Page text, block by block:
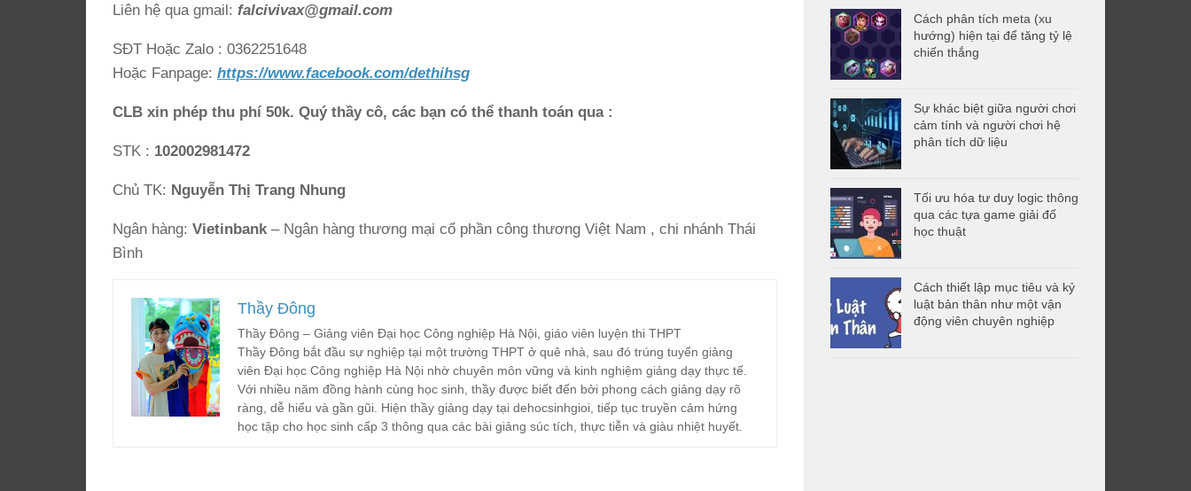
Liên hệ qua gmail: falcivivax@gmail.com
SĐT Hoặc Zalo : 0362251648
Hoặc Fanpage: https://www.facebook.com/dethihsg
CLB xin phép thu phí 50k. Quý thầy cô, các bạn có thể thanh toán qua :
STK : 102002981472
Chủ TK: Nguyễn Thị Trang Nhung
Ngân hàng: Vietinbank – Ngân hàng thương mại cổ phần công thương Việt Nam , chi nhánh Thái
Bình
Thầy Đông
Thầy Đông – Giảng viên Đại học Công nghiệp Hà Nội, giáo viên luyện thi THPT
Thầy Đông bắt đầu sự nghiệp tại một trường THPT ở quê nhà, sau đó trúng tuyển giảng
viên Đại học Công nghiệp Hà Nội nhờ chuyên môn vững và kinh nghiệm giảng dạy thực tế.
Với nhiều năm đồng hành cùng học sinh, thầy được biết đến bởi phong cách giảng dạy rõ
ràng, dễ hiểu và gần gũi. Hiện thầy giảng dạy tại dehocsinhgioi, tiếp tục truyền cảm hứng
học tập cho học sinh cấp 3 thông qua các bài giảng súc tích, thực tiễn và giàu nhiệt huyết.
Cách phân tích meta (xu
hướng) hiện tại để tăng tỷ lệ
chiến thắng
Sự khác biệt giữa người chơi
cảm tính và người chơi hệ
phân tích dữ liệu
Tối ưu hóa tư duy logic thông
qua các tựa game giải đố
học thuật
Cách thiết lập mục tiêu và kỷ
luật bản thân như một vận
động viên chuyên nghiệp